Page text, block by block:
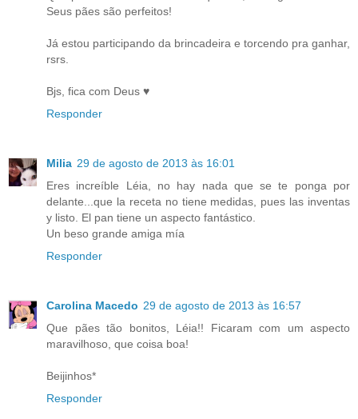
Seus pães são perfeitos!
Já estou participando da brincadeira e torcendo pra ganhar,
rsrs.
Bjs, fica com Deus ♥
Responder
Milia 29 de agosto de 2013 às 16:01
Eres increíble Léia, no hay nada que se te ponga por
delante...que la receta no tiene medidas, pues las inventas
y listo. El pan tiene un aspecto fantástico.
Un beso grande amiga mía
Responder
Carolina Macedo 29 de agosto de 2013 às 16:57
Que pães tão bonitos, Léia!! Ficaram com um aspecto
maravilhoso, que coisa boa!
Beijinhos*
Responder